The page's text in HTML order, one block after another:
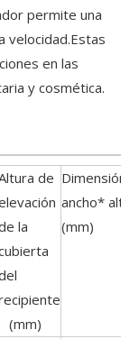
permite una
velocidad.Estas
en las
y cosmética.
de
la
(mm)
Dimensión
ancho* alto)
(mm)